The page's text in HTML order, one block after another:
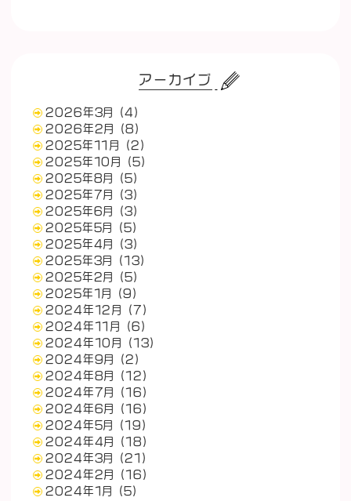
アーカイブ
2026年3月
(4)
2026年2月
(8)
2025年11月
(2)
2025年10月
(5)
2025年8月
(5)
2025年7月
(3)
2025年6月
(3)
2025年5月
(5)
2025年4月
(3)
2025年3月
(13)
2025年2月
(5)
2025年1月
(9)
2024年12月
(7)
2024年11月
(6)
2024年10月
(13)
2024年9月
(2)
2024年8月
(12)
2024年7月
(16)
2024年6月
(16)
2024年5月
(19)
2024年4月
(18)
2024年3月
(21)
2024年2月
(16)
2024年1月
(5)